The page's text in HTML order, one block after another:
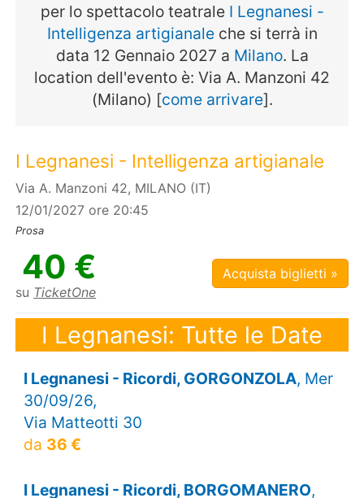
per lo spettacolo teatrale I Legnanesi -
Intelligenza artigianaleche si terrà in
data 12 Gennaio 2027 a Milano. La
location dell'evento è: Via A. Manzoni 42
(Milano) [come arrivare].
I Legnanesi - Intelligenza artigianale
Via A. Manzoni 42, MILANO (IT)
12/01/2027 ore 20:45
Prosa
40 €
su TicketOne
Acquista biglietti »
I Legnanesi: Tutte le Date
I Legnanesi - Ricordi, GORGONZOLA, Mer
30/09/26,
Via Matteotti 30
da 36 €
I Legnanesi - Ricordi, BORGOMANERO,